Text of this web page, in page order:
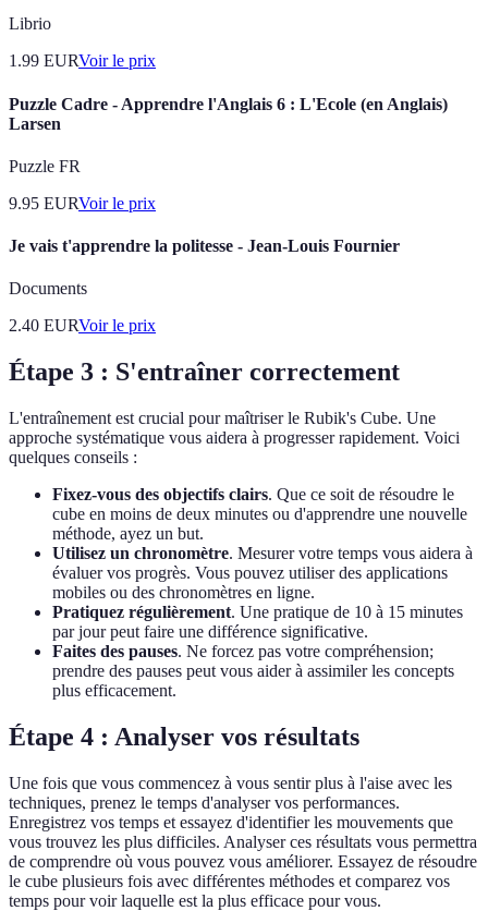
Librio
1.99 EURVoir le prix
Puzzle Cadre - Apprendre l'Anglais 6 : L'Ecole (en Anglais)
Larsen
Puzzle FR
9.95 EURVoir le prix
Je vais t'apprendre la politesse - Jean-Louis Fournier
Documents
2.40 EURVoir le prix
Étape 3 : S'entraîner correctement
L'entraînement est crucial pour maîtriser le Rubik's Cube. Une
approche systématique vous aidera à progresser rapidement. Voici
quelques conseils :
Fixez-vous des objectifs clairs. Que ce soit de résoudre le
cube en moins de deux minutes ou d'apprendre une nouvelle
méthode, ayez un but.
Utilisez un chronomètre. Mesurer votre temps vous aidera à
évaluer vos progrès. Vous pouvez utiliser des applications
mobiles ou des chronomètres en ligne.
Pratiquez régulièrement. Une pratique de 10 à 15 minutes
par jour peut faire une différence significative.
Faites des pauses. Ne forcez pas votre compréhension;
prendre des pauses peut vous aider à assimiler les concepts
plus efficacement.
Étape 4 : Analyser vos résultats
Une fois que vous commencez à vous sentir plus à l'aise avec les
techniques, prenez le temps d'analyser vos performances.
Enregistrez vos temps et essayez d'identifier les mouvements que
vous trouvez les plus difficiles. Analyser ces résultats vous permettra
de comprendre où vous pouvez vous améliorer. Essayez de résoudre
le cube plusieurs fois avec différentes méthodes et comparez vos
temps pour voir laquelle est la plus efficace pour vous.